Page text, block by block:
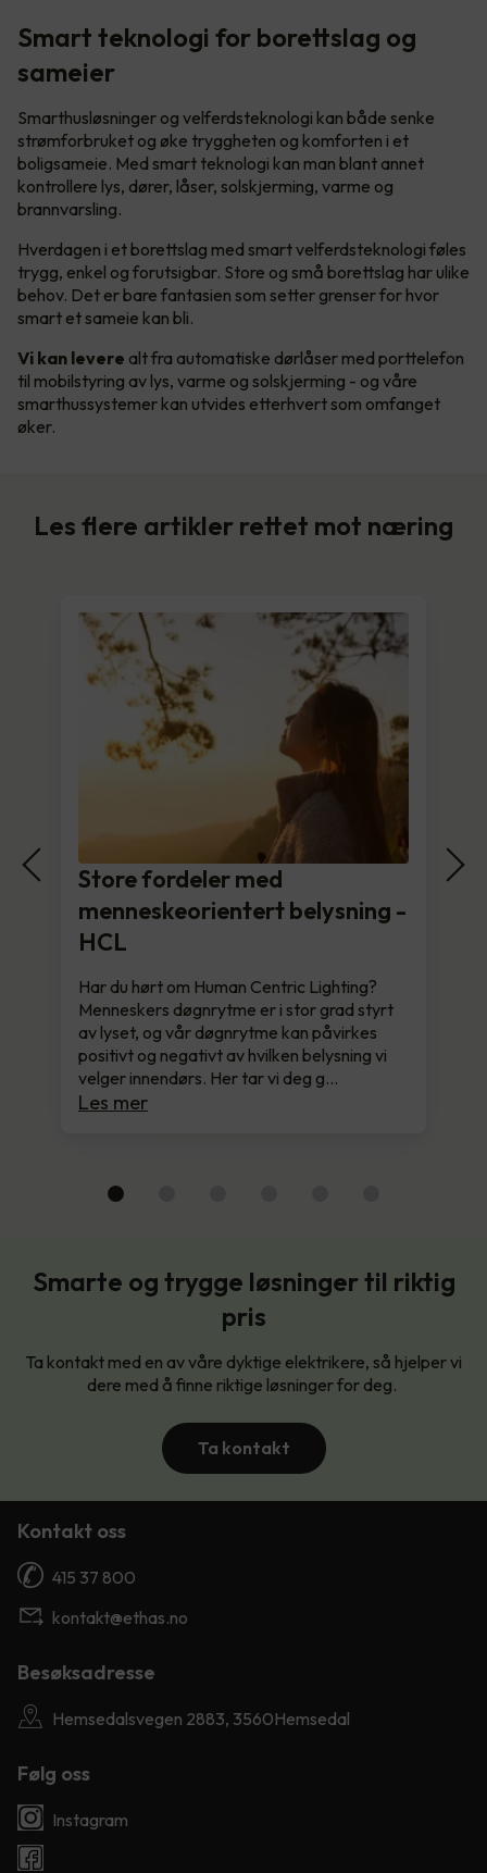
Smart teknologi for borettslag og
sameier
Smarthusløsninger og velferdsteknologi kan både senke
strømforbruket og øke tryggheten og komforten i et
boligsameie. Med smart teknologi kan man blant annet
kontrollere lys, dører, låser, solskjerming, varme og
brannvarsling.
Hverdagen i et borettslag med smart velferdsteknologi føles
trygg, enkel og forutsigbar. Store og små borettslag har ulike
behov. Det er bare fantasien som setter grenser for hvor
smart et sameie kan bli.
Vi kan levere alt fra automatiske dørlåser med porttelefon
til mobilstyring av lys, varme og solskjerming - og våre
smarthussystemer kan utvides etterhvert som omfanget
øker.
Les flere artikler rettet mot næring
Store fordeler med
menneskeorientert belysning -
HCL
Har du hørt om Human Centric Lighting?
Menneskers døgnrytme er i stor grad styrt
av lyset, og vår døgnrytme kan påvirkes
positivt og negativt av hvilken belysning vi
velger innendørs. Her tar vi deg g…
Les mer
Smarte og trygge løsninger til riktig
pris
Ta kontakt med en av våre dyktige elektrikere, så hjelper vi
dere med å finne riktige løsninger for deg.
Ta kontakt
Kontakt oss
415 37 800
kontakt@ethas.no
Besøksadresse
Hemsedalsvegen 2883, 3560Hemsedal
Følg oss
Instagram